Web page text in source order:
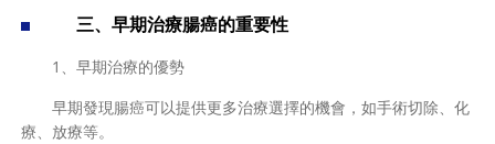
三、早期治療腸癌的重要性
1、早期治療的優勢
早期發現腸癌可以提供更多治療選擇的機會，如手術切除、化
療、放療等。